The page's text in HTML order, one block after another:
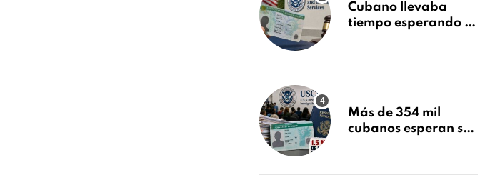
Cubano llevaba
tiempo esperando su
tras Writ of
Más de 354 mil
cubanos esperan su
millones de